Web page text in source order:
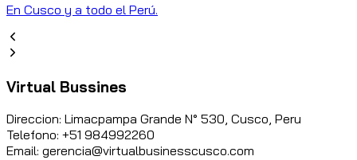
En Cusco y a todo el Perú.
Virtual Bussines
Direccion: Limacpampa Grande N° 530, Cusco, Peru
Telefono: +51 984992260
Email: gerencia@virtualbusinesscusco.com